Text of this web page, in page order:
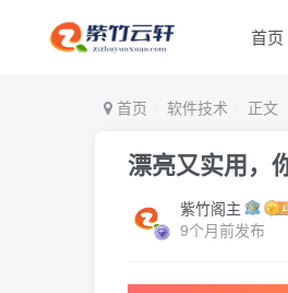
首页
首页 软件技术 正文
漂亮又实用，
紫竹阁主
9个月前发布